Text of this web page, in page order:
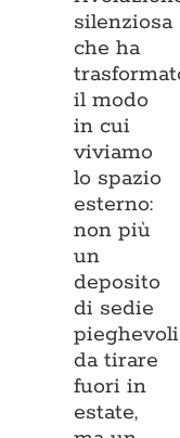
silenziosa
che ha
il modo
in cui
viviamo
lo spazio
esterno:
non più
un
deposito
di sedie
pieghevoli
da tirare
fuori in
estate,